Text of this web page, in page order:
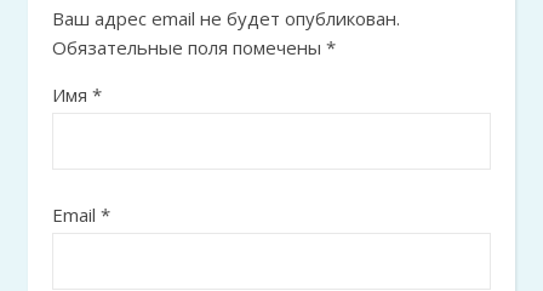
Ваш адрес email не будет опубликован.
Обязательные поля помечены *
Имя *
Email *